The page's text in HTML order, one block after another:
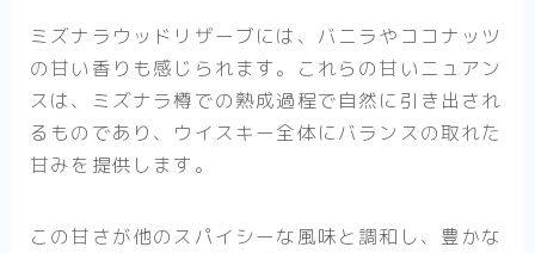
ミズナラウッドリザーブには、バニラやココナッツ
の甘い香りも感じられます。これらの甘いニュアン
スは、ミズナラ樽での熟成過程で自然に引き出され
るものであり、ウイスキー全体にバランスの取れた
甘みを提供します。
この甘さが他のスパイシーな風味と調和し、豊かな